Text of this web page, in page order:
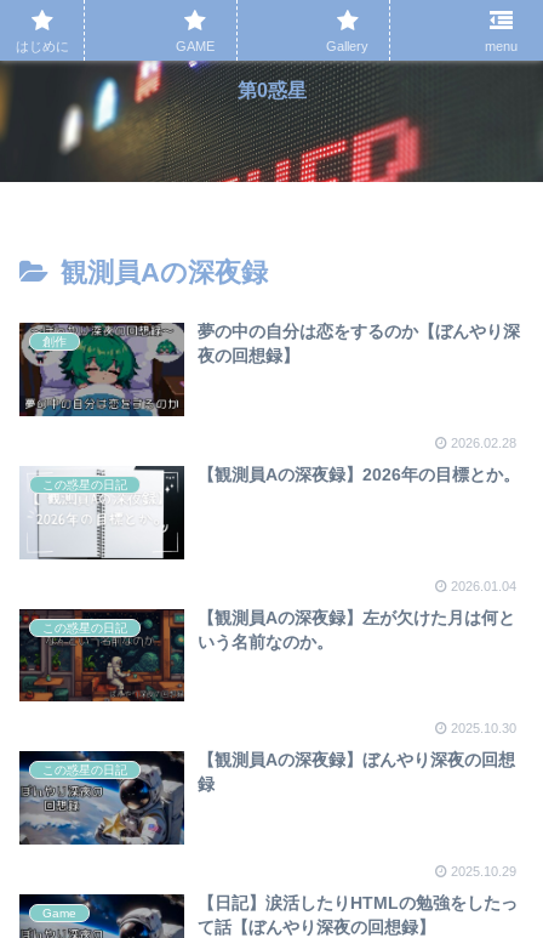
第0惑星
観測員Aの深夜録
創作
夢の中の自分は恋をするのか【ぼんやり深
夜の回想録】
2026.02.28
この惑星の日記
【観測員Aの深夜録】2026年の目標とか。
2026.01.04
この惑星の日記
【観測員Aの深夜録】左が欠けた月は何と
いう名前なのか。
2025.10.30
この惑星の日記
【観測員Aの深夜録】ぼんやり深夜の回想
録
2025.10.29
Game
【日記】涙活したりHTMLの勉強をしたっ
て話【ぼんやり深夜の回想録】
はじめに GAME Gallery menu